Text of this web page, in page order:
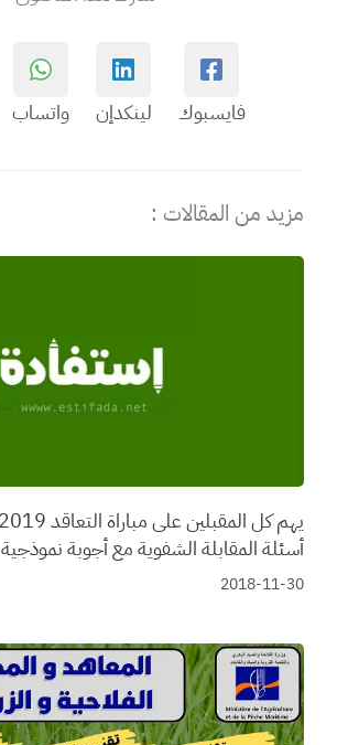
فايسبوك لينكدإن واتساب
مزيد من المقالات :
أسئلة المقابلة الشفوية مع أجوبة نموذجية
2018-11-30